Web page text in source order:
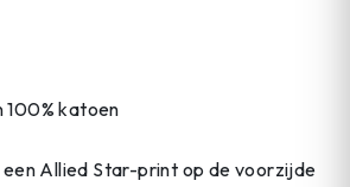
100% katoen
een Allied Star-print op de voorzijde